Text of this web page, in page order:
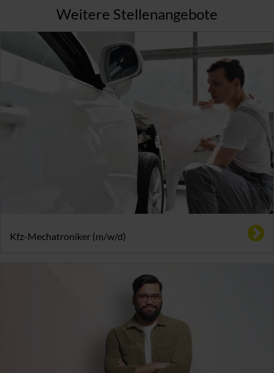
Weitere Stellenangebote
Kfz-Mechatroniker (m/w/d)